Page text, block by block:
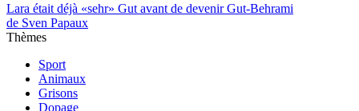
Lara était déjà «sehr» Gut avant de devenir Gut-Behrami
de Sven Papaux
Thèmes
Sport
Animaux
Grisons
Dopage